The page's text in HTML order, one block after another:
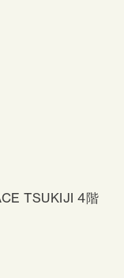
TSUKIJI 4階